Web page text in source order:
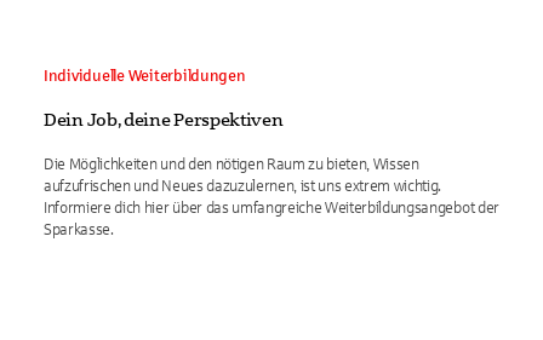
Individuelle Weiterbildungen
Dein Job, deine Perspektiven
Die Möglichkeiten und den nötigen Raum zu bieten, Wissen
aufzufrischen und Neues dazuzulernen, ist uns extrem wichtig.
Informiere dich hier über das umfangreiche Weiterbildungsangebot der
Sparkasse.